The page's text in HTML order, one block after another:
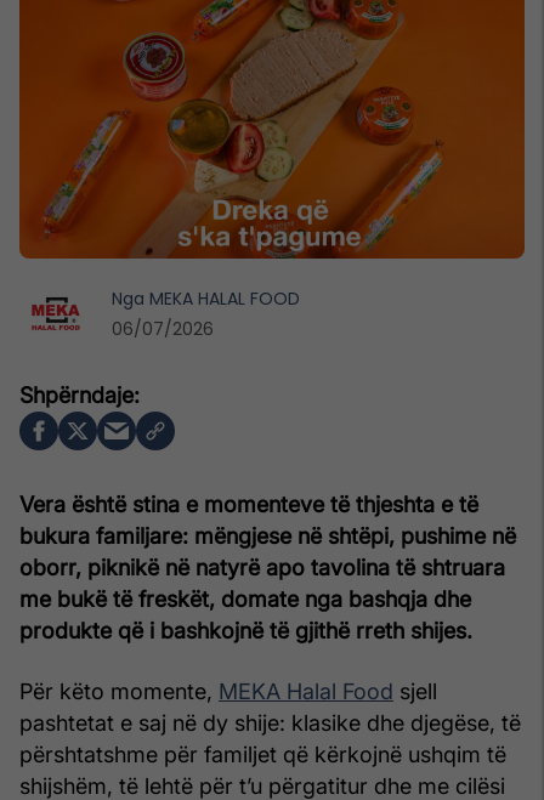
Vera është stina e momenteve të thjeshta e të
bukura familjare: mëngjese në shtëpi, pushime në
oborr, piknikë në natyrë apo tavolina të shtruara
me bukë të freskët, domate nga bashqja dhe
produkte që i bashkojnë të gjithë rreth shijes.
Për këto momente, MEKA Halal Food sjell
pashtetat e saj në dy shije: klasike dhe djegëse, të
përshtatshme për familjet që kërkojnë ushqim të
shijshëm, të lehtë për t’u përgatitur dhe me cilësi
Nga MEKA HALAL FOOD
06/07/2026